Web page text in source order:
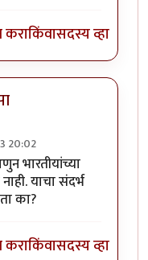
कराकिंवासदस्य व्हा
20:02
असावे की...
भारतीयांच्या
याचा संदर्भ
का?
कराकिंवासदस्य व्हा